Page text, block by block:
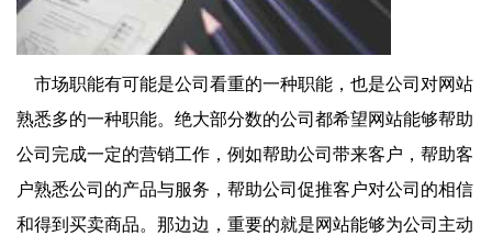
市场职能有可能是公司看重的一种职能，也是公司对网站
熟悉多的一种职能。绝大部分数的公司都希望网站能够帮助
公司完成一定的营销工作，例如帮助公司带来客户，帮助客
户熟悉公司的产品与服务，帮助公司促推客户对公司的相信
和得到买卖商品。那边边，重要的就是网站能够为公司主动